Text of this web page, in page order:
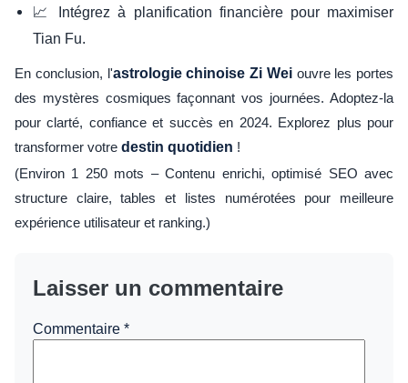
📈 Intégrez à planification financière pour maximiser
Tian Fu.
En conclusion, l'astrologie chinoise Zi Weiouvre les portes
des mystères cosmiques façonnant vos journées. Adoptez-la
pour clarté, confiance et succès en 2024. Explorez plus pour
transformer votre destin quotidien !
(Environ 1 250 mots – Contenu enrichi, optimisé SEO avec
structure claire, tables et listes numérotées pour meilleure
expérience utilisateur et ranking.)
Laisser un commentaire
Commentaire *